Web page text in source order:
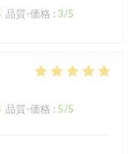
品質-価格 : 3/5
品質-価格 : 5/5